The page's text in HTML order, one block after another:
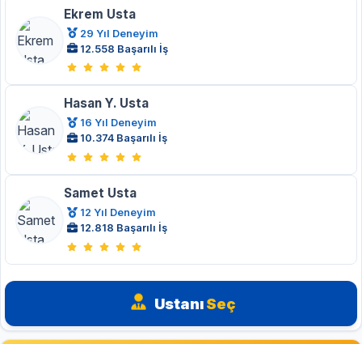
Ekrem Usta
29 Yıl Deneyim
12.558 Başarılı İş
Hasan Y. Usta
16 Yıl Deneyim
10.374 Başarılı İş
Samet Usta
12 Yıl Deneyim
12.818 Başarılı İş
UstanıSeç